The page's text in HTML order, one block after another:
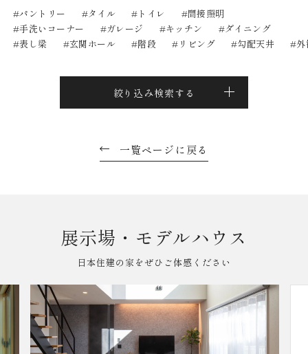
パントリー タイル トイレ
間接照明
手洗いコーナー
ガレージ キッチン
ダイニング
表し梁
玄関ホール 階段 リビング 勾配天井
絞り込み検索する
一覧ページに戻る
展示場・モデルハウス
日本住建の家をぜひご体感ください